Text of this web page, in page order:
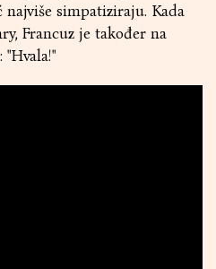
simpatiziraju. Kada
Francuz je također na